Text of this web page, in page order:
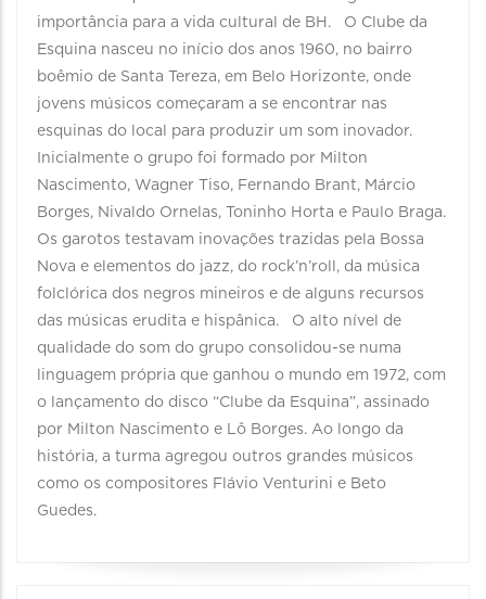
importância para a vida cultural de BH. O Clube da
Esquina nasceu no início dos anos 1960, no bairro
boêmio de Santa Tereza, em Belo Horizonte, onde
jovens músicos começaram a se encontrar nas
esquinas do local para produzir um som inovador.
Inicialmente o grupo foi formado por Milton
Nascimento, Wagner Tiso, Fernando Brant, Márcio
Borges, Nivaldo Ornelas, Toninho Horta e Paulo Braga.
Os garotos testavam inovações trazidas pela Bossa
Nova e elementos do jazz, do rock’n’roll, da música
folclórica dos negros mineiros e de alguns recursos
das músicas erudita e hispânica. O alto nível de
qualidade do som do grupo consolidou-se numa
linguagem própria que ganhou o mundo em 1972, com
o lançamento do disco “Clube da Esquina”, assinado
por Milton Nascimento e Lô Borges. Ao longo da
história, a turma agregou outros grandes músicos
como os compositores Flávio Venturini e Beto
Guedes.